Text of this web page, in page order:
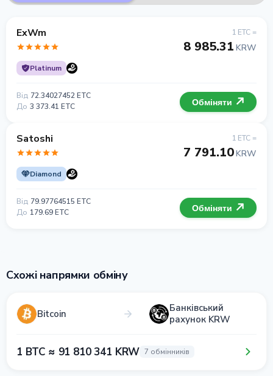
ExWm
Platinum
1 ETC =
8 985.31 KRW
Від 72.34027452 ETC
До 3 373.41 ETC Обміняти
Satoshi
Diamond
1 ETC =
7 791.10KRW
Від 79.97764515 ETC
До 179.69 ETC Обміняти
Схожі напрямки обміну
Bitcoin
Банківський
рахунок KRW
1 BTC ≈ 91 810 341 KRW 7 обмінників